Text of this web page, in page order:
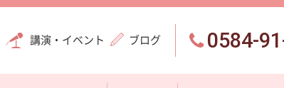
講演・イベント ブログ 0584-